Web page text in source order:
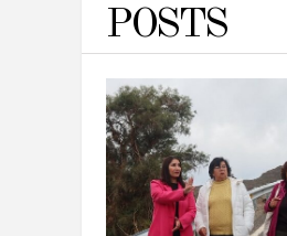
POSTS